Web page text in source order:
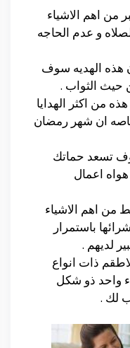
من اهم الاشياء
و عدم الحاجه
هذه الهديه سوف
حيث الثواب .
من اكثر الهدايا
ان شهر رمضان
تسعد حماتك
اعمال
من اهم الاشياء
باستمرار
لديهم .
ذات انواع
واحد ذو شكل
لك .